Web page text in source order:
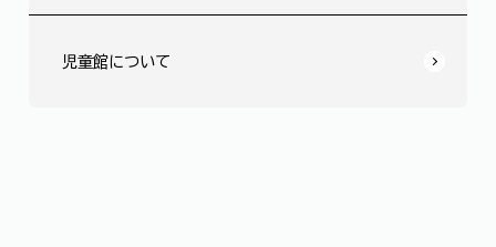
児童館について